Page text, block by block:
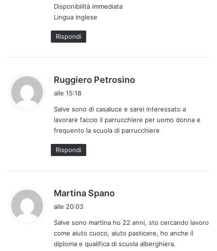
Disponibilità immediata
Lingua inglese
Rispondi
Ruggiero Petrosino
e
t
t
alle 15:18
Salve sono di casaluce e sarei interessato a
lavorare faccio il parrucchiere per uomo donna e
frequento la scuola di parrucchiere
Rispondi
Martina Spano
e
t
t
alle 20:03
Salve sono martina ho 22 anni, sto cercando lavoro
come aiuto cuoco, aiuto pasticere, ho anche il
diploma e qualifica di scuola alberghiera.